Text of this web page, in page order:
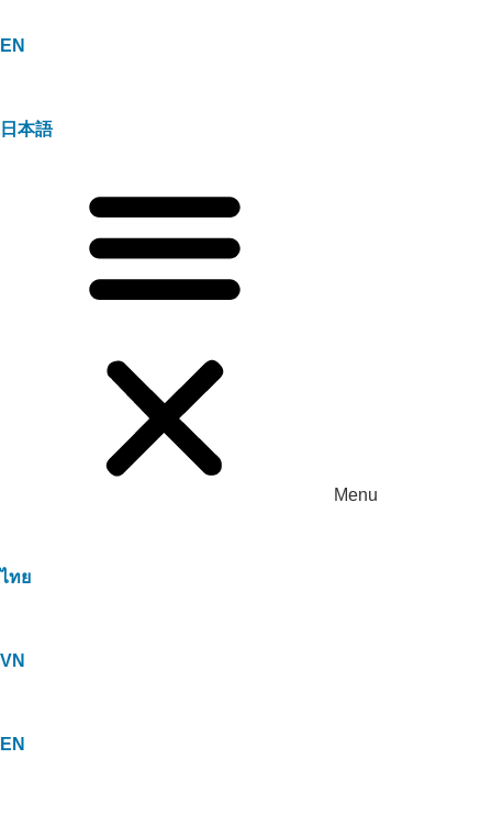
EN
日本語
Menu
ไทย
VN
EN